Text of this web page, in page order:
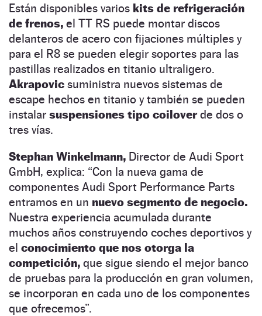
Están disponibles varios kits de refrigeración
de frenos, el TT RS puede montar discos
delanteros de acero con fijaciones múltiples y
para el R8 se pueden elegir soportes para las
pastillas realizados en titanio ultraligero.
Akrapovic suministra nuevos sistemas de
escape hechos en titanio y también se pueden
instalar suspensiones tipo coiloverde dos o
tres vías.
Stephan Winkelmann, Director de Audi Sport
GmbH, explica: “Con la nueva gama de
componentes Audi Sport Performance Parts
entramos en un nuevo segmento de negocio.
Nuestra experiencia acumulada durante
muchos años construyendo coches deportivos y
el conocimiento que nos otorga la
competición, que sigue siendo el mejor banco
de pruebas para la producción en gran volumen,
se incorporan en cada uno de los componentes
que ofrecemos”.